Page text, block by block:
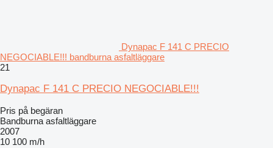
Dynapac F 141 C PRECIO
NEGOCIABLE!!! bandburna asfaltläggare
21
Dynapac F 141 C PRECIO NEGOCIABLE!!!
Pris på begäran
Bandburna asfaltläggare
2007
10 100 m/h